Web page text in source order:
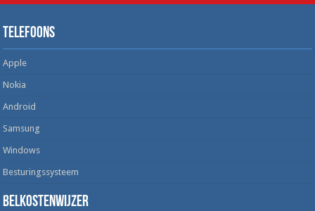
Telefoons
Apple
Nokia
Android
Samsung
Windows
Besturingssysteem
Belkostenwijzer